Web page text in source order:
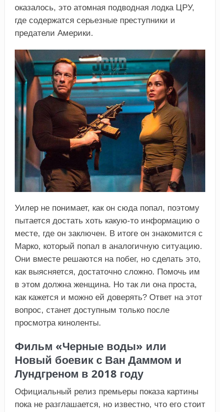
оказалось, это атомная подводная лодка ЦРУ,
где содержатся серьезные преступники и
предатели Америки.
Уилер не понимает, как он сюда попал, поэтому
пытается достать хоть какую-то информацию о
месте, где он заключен. В итоге он знакомится с
Марко, который попал в аналогичную ситуацию.
Они вместе решаются на побег, но сделать это,
как выясняется, достаточно сложно. Помочь им
в этом должна женщина. Но так ли она проста,
как кажется и можно ей доверять? Ответ на этот
вопрос, станет доступным только после
просмотра киноленты.
Фильм «Черные воды» или
Новый боевик с Ван Даммом и
Лундгреном в 2018 году
Официальный релиз премьеры показа картины
пока не разглашается, но известно, что его стоит